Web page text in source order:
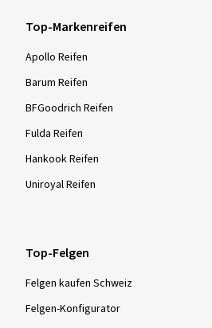
Top-Markenreifen
Apollo Reifen
Barum Reifen
BFGoodrich Reifen
Fulda Reifen
Hankook Reifen
Uniroyal Reifen
Top-Felgen
Felgen kaufen Schweiz
Felgen-Konfigurator